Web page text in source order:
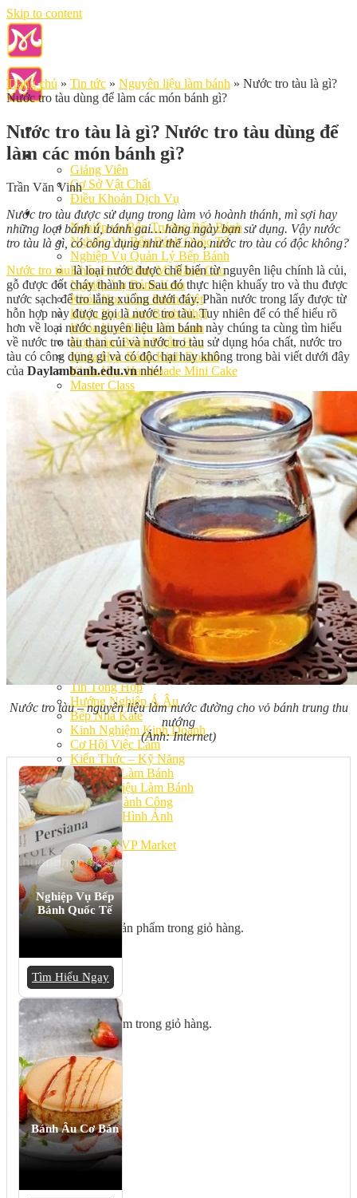
Skip to content
Giới Thiệu
Giảng Viên
Cơ Sở Vật Chất
Điều Khoản Dịch Vụ
Học Làm Bánh
Nghiệp vụ Bếp Trưởng Bếp Bánh
Nghiệp Vụ Bếp Bánh Quốc Tế
Nghiệp Vụ Quản Lý Bếp Bánh
Khóa Học Bánh Mì Nâng Cao
Nghiệp Vụ Bánh Kem
Khóa Học Làm Bánh Việt
Khóa Học Làm Bánh Nhật
Khóa Học Bánh Đài Loan
Học Làm Bánh Ngắn Hạn
Khóa Học Bánh Kinh Doanh
Khóa Học Handmade Mini Cake
Master Class
Khai Giảng
Lịch học – Lịch thi
Đăng Ký Học
Công Thức
Cách Làm Bánh Việt
Cách Làm Bánh Âu
Cách Làm Bánh Kem
Cách Làm Bánh Mì
Cách Làm Bánh Trung Thu
Cách Làm Bánh Flan
Cách Làm Bánh Bao
Cách Làm Bánh Bông Lan
Cách Làm Bánh Su Kem
Cách làm bánh CupCake
Cách Làm Bánh Pizza
Cách làm bánh chay
Cách Làm Kẹo – Mứt
Tin Tổng Hợp
Hướng Nghiệp Á Âu
Bếp Nhà Kate
Kinh Nghiệm Kinh Doanh
Cơ Hội Việc Làm
Kiến Thức – Kỹ Năng
Dụng Cụ Làm Bánh
Nguyên Liệu Làm Bánh
Gương Thành Công
Thư Viện Hình Ảnh
Hỏi Đáp
Siêu thị ĐVP Market
Việc Làm
Chưa có sản phẩm trong giỏ hàng.
Giỏ hàng
Chưa có sản phẩm trong giỏ hàng.
Trang chủ » Tin tức » Nguyên liệu làm bánh » Nước tro tàu là gì?
Nước tro tàu dùng để làm các món bánh gì?
Nước tro tàu là gì? Nước tro tàu dùng để
làm các món bánh gì?
Trần Văn Vinh
Nước tro tàu được sử dụng trong làm vỏ hoành thánh, mì sợi hay
những loại bánh ú, bánh gai… hàng ngày bạn sử dụng. Vậy nước
tro tàu là gì, có công dụng như thế nào, nước tro tàu có độc không?
Nước tro tàulà loại nước được chế biến từ nguyên liệu chính là củi,
gỗ được đốt cháy thành tro. Sau đó thực hiện khuấy tro và thu được
nước sạch để tro lắng xuống dưới đáy. Phần nước trong lấy được từ
hỗn hợp này được gọi là nước tro tàu. Tuy nhiên để có thể hiểu rõ
hơn về loại nước nguyên liệu làm bánh này chúng ta cùng tìm hiểu
về nước tro tàu than củi và nước tro tàu sử dụng hóa chất, nước tro
tàu có công dụng gì và có độc hại hay không trong bài viết dưới đây
của Daylambanh.edu.vnnhé!
Nước tro tàu – nguyên liệu làm nước đường cho vỏ bánh trung thu
nướng
(Ảnh: Internet)
Nghiệp Vụ Bếp
Bánh Quốc Tế
Tìm Hiểu Ngay
Bánh Âu Cơ Bản